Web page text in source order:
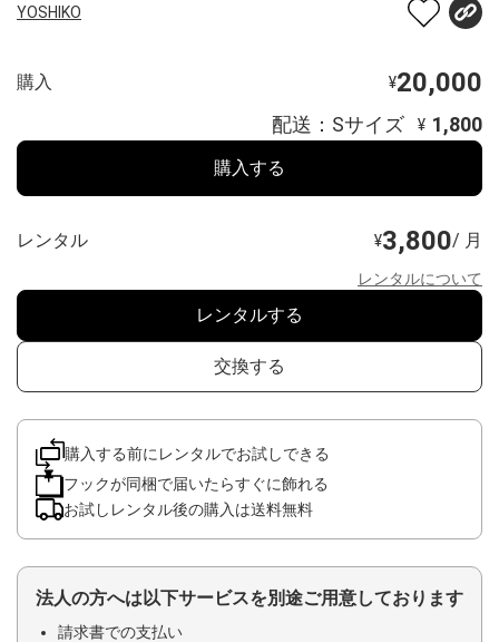
YOSHIKO
購入 ¥20,000
配送：Sサイズ ¥ 1,800
購入する
レンタル ¥3,800/ 月
レンタルについて
レンタルする
交換する
購入する前にレンタルでお試しできる
フックが同梱で届いたらすぐに飾れる
お試しレンタル後の購入は送料無料
法人の方へは以下サービスを別途ご用意しております
請求書での支払い